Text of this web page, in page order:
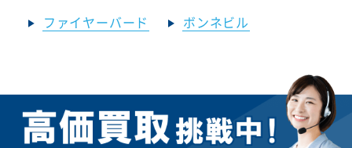
ファイヤーバード ボンネビル